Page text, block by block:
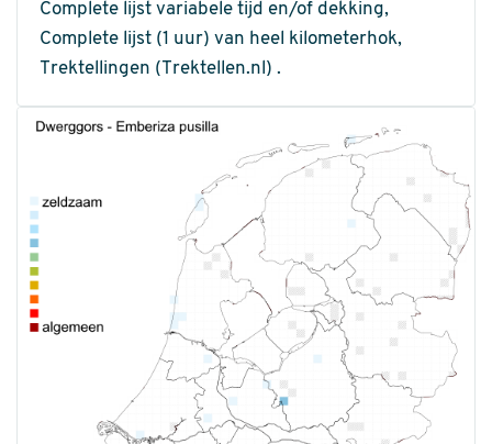
Complete lijst variabele tijd en/of dekking,
Complete lijst (1 uur) van heel kilometerhok,
Trektellingen (Trektellen.nl) .